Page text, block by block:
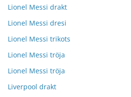
Lionel Messi drakt
Lionel Messi dresi
Lionel Messi trikots
Lionel Messi tröja
Lionel Messi tröja
Liverpool drakt